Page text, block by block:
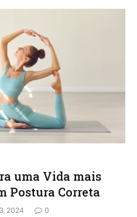
uma Vida mais
Postura Correta
2024 0